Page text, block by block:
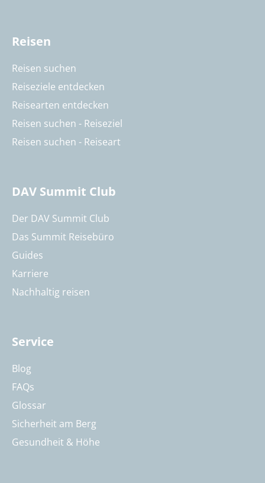
Reisen
Reisen suchen
Reiseziele entdecken
Reisearten entdecken
Reisen suchen - Reiseziel
Reisen suchen - Reiseart
DAV Summit Club
Der DAV Summit Club
Das Summit Reisebüro
Guides
Karriere
Nachhaltig reisen
Service
Blog
FAQs
Glossar
Sicherheit am Berg
Gesundheit & Höhe